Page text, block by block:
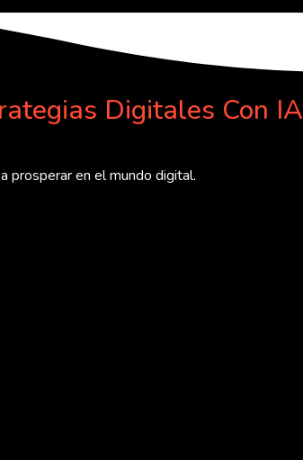
Digitales Con IA
prosperar en el mundo digital.